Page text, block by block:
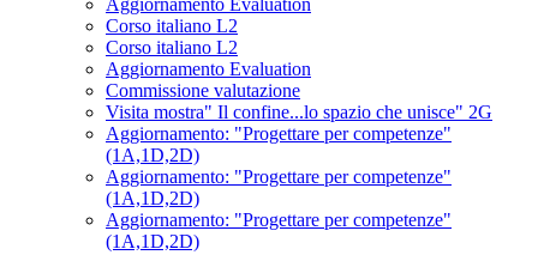
Aggiornamento Evaluation
Corso italiano L2
Corso italiano L2
Aggiornamento Evaluation
Commissione valutazione
Visita mostra" Il confine...lo spazio che unisce" 2G
Aggiornamento: "Progettare per competenze"
(1A,1D,2D)
Aggiornamento: "Progettare per competenze"
(1A,1D,2D)
Aggiornamento: "Progettare per competenze"
(1A,1D,2D)